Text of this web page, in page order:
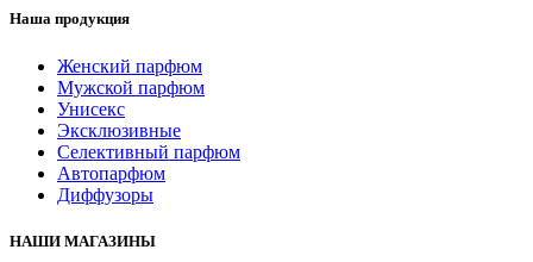
Наша продукция
Женский парфюм
Мужской парфюм
Унисекс
Эксклюзивные
Селективный парфюм
Автопарфюм
Диффузоры
НАШИ МАГАЗИНЫ